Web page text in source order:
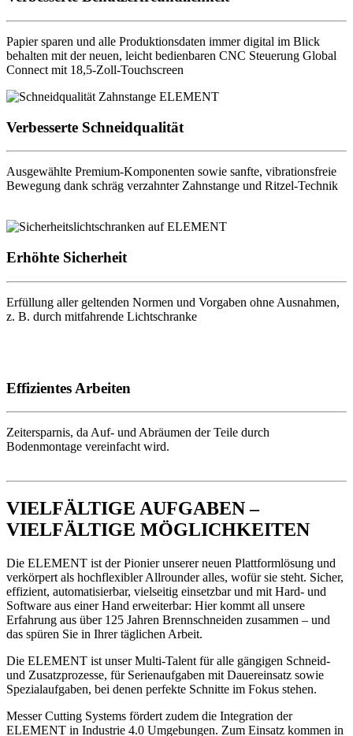
Papier sparen und alle Produktionsdaten immer digital im Blick
behalten mit der neuen, leicht bedienbaren CNC Steuerung Global
Connect mit 18,5-Zoll-Touchscreen
Verbesserte Schneidqualität
Ausgewählte Premium-Komponenten sowie sanfte, vibrationsfreie
Bewegung dank schräg verzahnter Zahnstange und Ritzel-Technik
Erhöhte Sicherheit
Erfüllung aller geltenden Normen und Vorgaben ohne Ausnahmen,
z. B. durch mitfahrende Lichtschranke
Effizientes Arbeiten
Zeitersparnis, da Auf- und Abräumen der Teile durch
Bodenmontage vereinfacht wird.
VIELFÄLTIGE AUFGABEN –
VIELFÄLTIGE MÖGLICHKEITEN
Die ELEMENT ist der Pionier unserer neuen Plattformlösung und
verkörpert als hochflexibler Allrounder alles, wofür sie steht. Sicher,
effizient, automatisierbar, vielseitig einsetzbar und mit Hard- und
Software aus einer Hand erweiterbar: Hier kommt all unsere
Erfahrung aus über 125 Jahren Brennschneiden zusammen – und
das spüren Sie in Ihrer täglichen Arbeit.
Die ELEMENT ist unser Multi-Talent für alle gängigen Schneid-
und Zusatzprozesse, für Serienaufgaben mit Dauereinsatz sowie
Spezialaufgaben, bei denen perfekte Schnitte im Fokus stehen.
Messer Cutting Systems fördert zudem die Integration der
ELEMENT in Industrie 4.0 Umgebungen. Zum Einsatz kommen in